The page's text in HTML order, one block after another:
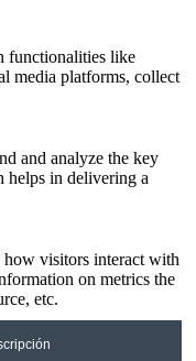
functionalities like
media platforms, collect
and analyze the key
helps in delivering a
how visitors interact with
on metrics the
etc.